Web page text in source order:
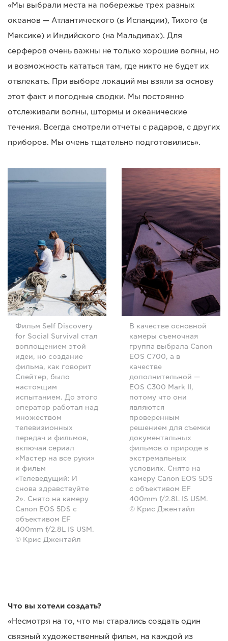
«Мы выбрали места на побережье трех разных
океанов — Атлантического (в Исландии), Тихого (в
Мексике) и Индийского (на Мальдивах). Для
серферов очень важны не только хорошие волны, но
и возможность кататься там, где никто не будет их
отвлекать. При выборе локаций мы взяли за основу
этот факт и погодные сводки. Мы постоянно
отслеживали волны, штормы и океанические
течения. Всегда смотрели отчеты с радаров, с других
приборов. Мы очень тщательно подготовились».
Фильм Self Discovery
for Social Survival стал
воплощением этой
идеи, но создание
фильма, как говорит
Слейтер, было
настоящим
испытанием. До этого
оператор работал над
множеством
телевизионных
передач и фильмов,
включая сериал
«Мастер на все руки»
и фильм
«Телеведущий: И
снова здравствуйте
2». Снято на камеру
Canon EOS 5DS с
объективом EF
400mm f/2.8L IS USM.
© Крис Джентайл
В качестве основной
камеры съемочная
группа выбрала Canon
EOS C700, а в
качестве
дополнительной —
EOS C300 Mark II,
потому что они
являются
проверенным
решением для съемки
документальных
фильмов о природе в
экстремальных
условиях. Снято на
камеру Canon EOS 5DS
с объективом EF
400mm f/2.8L IS USM.
© Крис Джентайл
Что вы хотели создать?
«Несмотря на то, что мы старались создать один
связный художественный фильм, на каждой из